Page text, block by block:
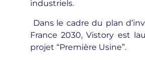
industriels.
Dans le cadre du plan
France 2030, Vistory est
projet “Première Usine”.